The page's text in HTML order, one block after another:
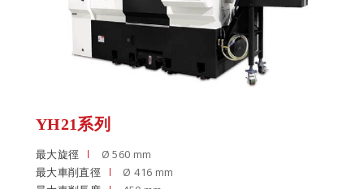
YH21系列
最大旋徑
Ø 560 mm
最大車削直徑
Ø 416 mm